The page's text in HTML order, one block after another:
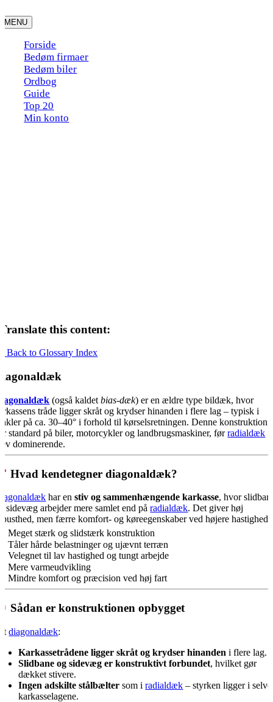
to
content
MENU
Forside
Bedøm firmaer
Bedøm biler
Ordbog
Guide
Top 20
Min konto
Translate this content:
« Back to Glossary Index
(også kaldetbias-dæk) er en ældre type bildæk, hvor
tråde ligger skråt og krydser hinanden i flere lag – typisk i
på ca. 30–40° i forhold til kørselsretningen. Denne konstruktion
standard på biler, motorcykler og landbrugsmaskiner, førradialdæk
dominerende.
Hvad kendetegner diagonaldæk?
har enstiv og sammenhængende karkasse, hvor
sidevæg arbejder mere samlet end påradialdæk. Det giver høj
men færre komfort- og køreegenskaber ved højere
Meget stærk og slidstærk konstruktion
Tåler hårde belastninger og ujævnt terræn
Velegnet til lav hastighed og tungt arbejde
Mere varmeudvikling
Mindre komfort og præcision ved høj fart
Sådan er konstruktionen opbygget
diagonaldæk:
Karkassetrådene ligger skråt og krydser hinanden i flere lag.
Slidbane og sidevæg er konstruktivt forbundet, hvilket gør
dækket stivere.
Ingen adskilte stålbælter som iradialdæk – styrken ligger i selve
karkasselagene.